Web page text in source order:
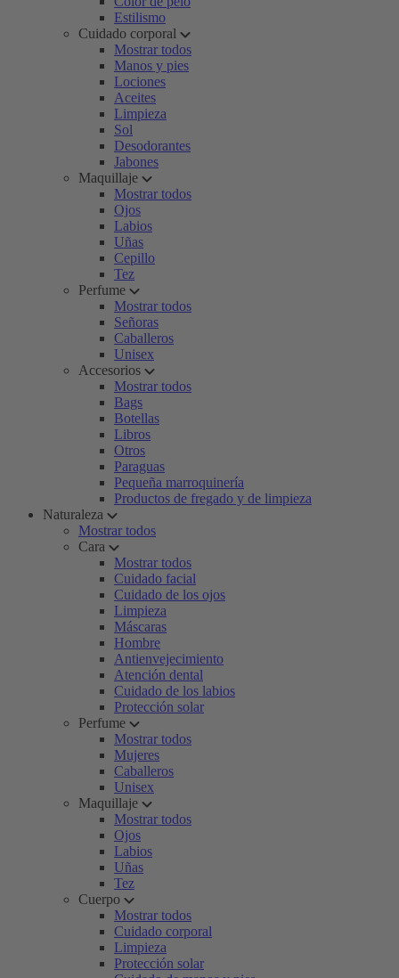
Estilismo
Cuidado corporal
Mostrar todos
Manos y pies
Lociones
Aceites
Limpieza
Sol
Desodorantes
Jabones
Maquillaje
Mostrar todos
Ojos
Labios
Uñas
Cepillo
Tez
Perfume
Mostrar todos
Señoras
Caballeros
Unisex
Accesorios
Mostrar todos
Bags
Botellas
Libros
Otros
Paraguas
Pequeña marroquinería
Productos de fregado y de limpieza
Naturaleza
Mostrar todos
Cara
Mostrar todos
Cuidado facial
Cuidado de los ojos
Limpieza
Máscaras
Hombre
Antienvejecimiento
Atención dental
Cuidado de los labios
Protección solar
Perfume
Mostrar todos
Mujeres
Caballeros
Unisex
Maquillaje
Mostrar todos
Ojos
Labios
Uñas
Tez
Cuerpo
Mostrar todos
Cuidado corporal
Limpieza
Protección solar